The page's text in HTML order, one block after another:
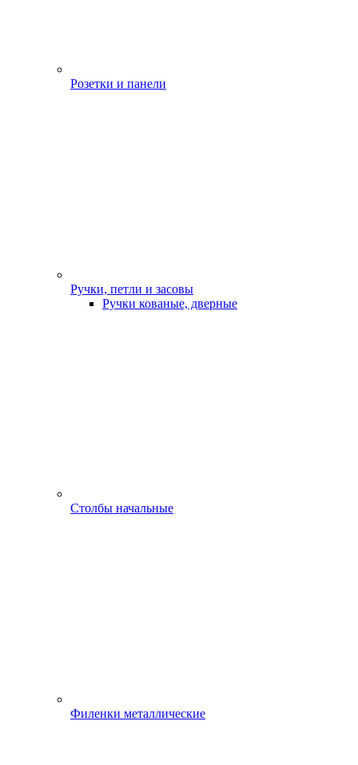
Розетки и панели
Ручки, петли и засовы
Ручки кованые, дверные
Столбы начальные
Филенки металлические